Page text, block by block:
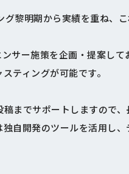
グ黎明期から実績を重ね
サー施策を企画・提案し
ティングが可能です。
までサポートしますので
自開発のツールを活用し